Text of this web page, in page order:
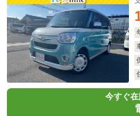
今すぐ